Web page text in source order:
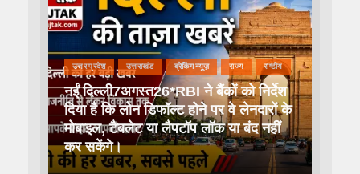
उत्तर प्रदेश उत्तराखंड ब्रेकिंग न्यूज़ राज्य राष्टीय
नईं दिल्ली7अगस्त26*RBI ने बैंकों को निर्देश
दिया है कि लोन डिफॉल्ट होने पर वे लेनदारों के
मोबाइल, टैबलेट या लैपटॉप लॉक या बंद नहीं
कर सकेंगे।